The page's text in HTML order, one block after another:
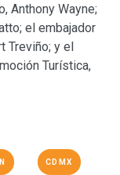
Anthony Wayne;
el embajador
Treviño; y el
Turística,
CDMX